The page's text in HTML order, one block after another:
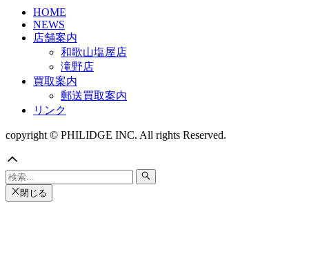
HOME
NEWS
店舗案内
和歌山塩屋店
滝野店
買取案内
郵送買取案内
リンク
copyright © PHILIDGE INC. All rights Reserved.
閉じる